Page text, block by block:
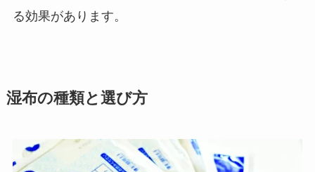
る効果があります。
湿布の種類と選び方